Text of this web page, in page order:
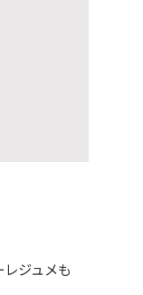
ジュメも